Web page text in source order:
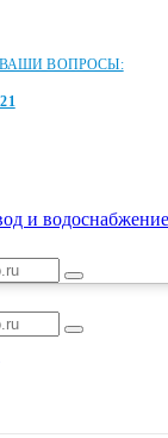
ВОПРОСЫ: